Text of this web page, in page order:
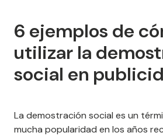
6 ejemplos de
utilizar la
social en
La demostración social es un
mucha popularidad en los años